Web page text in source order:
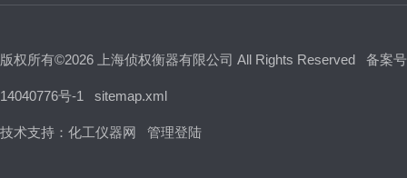
版权所有©2026 上海侦权衡器有限公司 All Rights Reserved 备案
14040776号-1 sitemap.xml
技术支持： 化工仪器网 管理登陆